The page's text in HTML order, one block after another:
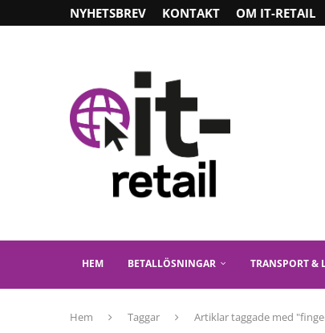
NYHETSBREV KONTAKT OM IT-RETAIL
HEM BETALLÖSNINGAR TRANSPORT &
Hem Taggar Artiklar taggade med